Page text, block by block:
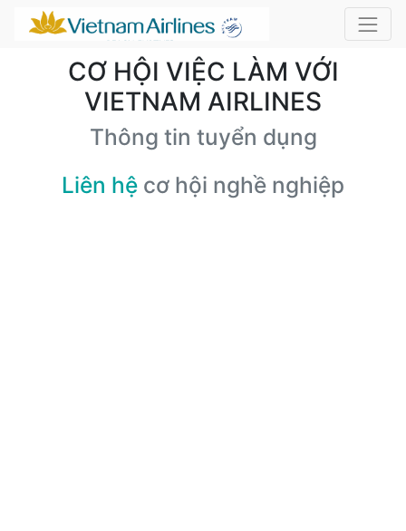
CƠ HỘI VIỆC LÀM VỚI
VIETNAM AIRLINES
Thông tin tuyển dụng
Liên hệ cơ hội nghề nghiệp